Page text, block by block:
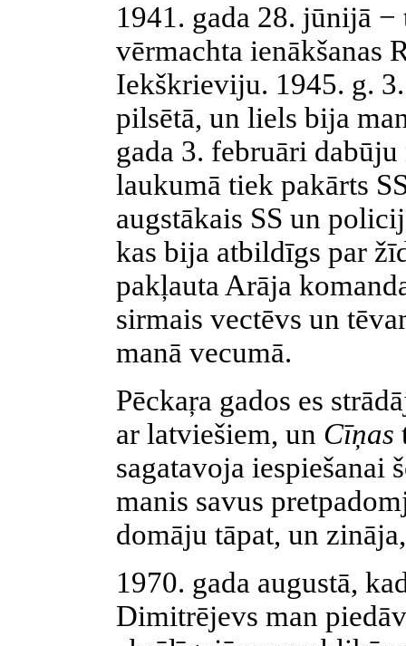
1941. gada 28. jūnijā
vērmachta ienākšanas
Iekškrieviju. 1945. g.
pilsētā, un liels bija
gada 3. februāri
laukumā tiek pakārts
augstākais SS un
kas bija atbildīgs par
pakļauta Arāja
sirmais vectēvs un
manā vecumā.
Pēckaŗa gados es
ar latviešiem, un Cīņas
sagatavoja iespiešanai
manis savus
domāju tāpat, un
1970. gada augustā,
Dimitrējevs man